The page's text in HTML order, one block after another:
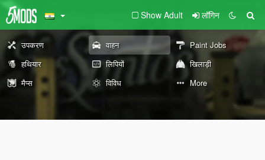
Show Adult लॉगिन
उपकरण वाहन
Paint Jobs
हथियार
लिपियों
खिलाड़ी
मैप्स
विविध More